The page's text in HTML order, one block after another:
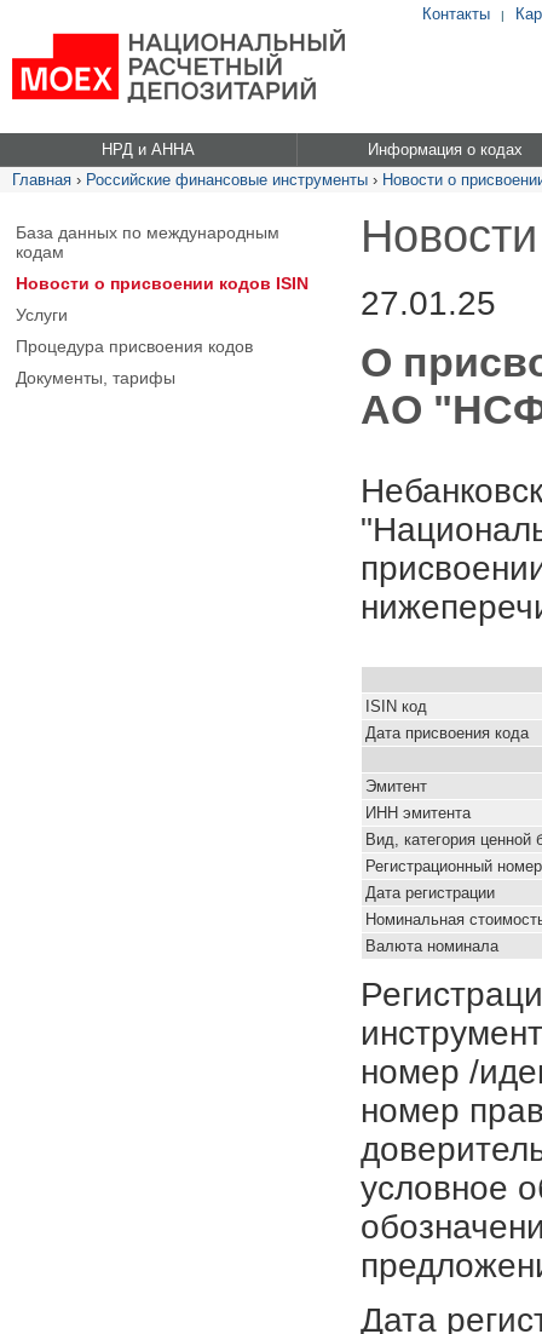
Контакты |
НРД и АННА
Информация о кодах
Главная › Российские финансовые инструменты › Новости о
База данных по международным
кодам
Новости о присвоении кодов ISIN
Услуги
Процедура присвоения кодов
Документы, тарифы
27.01.25
О
АО
ISIN код
Дата присвоения кода
Эмитент
ИНН эмитента
Вид, категория ценной
Регистрационный номер
Дата регистрации
Номинальная
Валюта номинала
номер /
номер
условное
Дата